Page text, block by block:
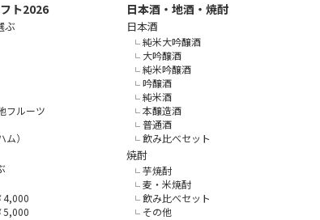
ト2026
ぶ
フルーツ
）
4,000
5,000
日本酒・地酒・焼酎
日本酒
純米大吟醸酒
大吟醸酒
純米吟醸酒
吟醸酒
純米酒
本醸造酒
普通酒
飲み比べセット
焼酎
芋焼酎
麦・米焼酎
飲み比べセット
その他